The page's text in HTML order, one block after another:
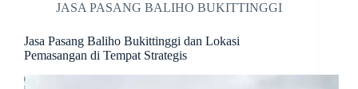
JASA PASANG BALIHO BUKITTINGGI
Jasa Pasang Baliho Bukittinggi dan Lokasi
Pemasangan di Tempat Strategis